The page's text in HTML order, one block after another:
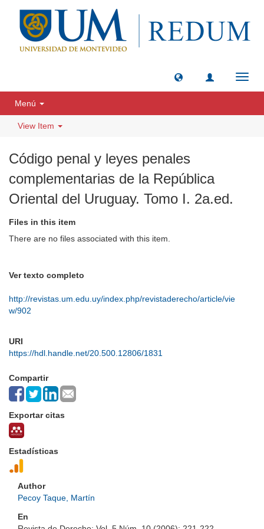
Menú
View Item
Código penal y leyes penales
complementarias de la República
Oriental del Uruguay. Tomo I. 2a.ed.
Files in this item
There are no files associated with this item.
Ver texto completo
http://revistas.um.edu.uy/index.php/revistaderecho/article/vie
w/902
URI
https://hdl.handle.net/20.500.12806/1831
Compartir
Exportar citas
Estadísticas
Author
Pecoy Taque, Martín
En